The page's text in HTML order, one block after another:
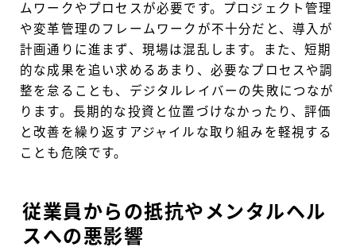
ムワークやプロセスが必要です。プロジェクト管理
や変革管理のフレームワークが不十分だと、導入が
計画通りに進まず、現場は混乱します。また、短期
的な成果を追い求めるあまり、必要なプロセスや調
整を怠ることも、デジタルレイバーの失敗につなが
ります。長期的な投資と位置づけなかったり、評価
と改善を繰り返すアジャイルな取り組みを軽視する
ことも危険です。
従業員からの抵抗やメンタルヘル
スへの悪影響